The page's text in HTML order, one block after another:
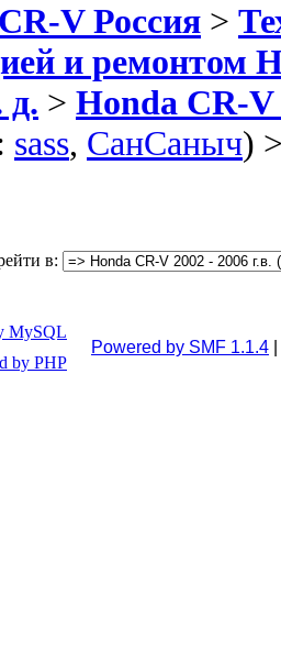
V Россия >
и ремонтом
д. > Honda CR-V
sass, СанСаныч)
в:
Powered by SMF 1.1.4